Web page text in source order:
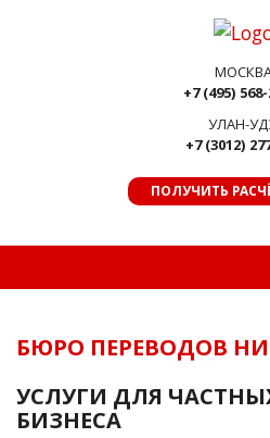
+7 (495)
УЛАН-
+7 (3012)
ПОЛУЧИТЬ
БЮРО ПЕРЕВОДОВ
УСЛУГИ ДЛЯ
БИЗНЕСА